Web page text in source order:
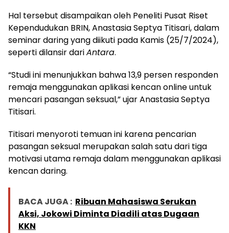
Hal tersebut disampaikan oleh Peneliti Pusat Riset
Kependudukan BRIN, Anastasia Septya Titisari, dalam
seminar daring yang diikuti pada Kamis (25/7/2024),
seperti dilansir dariAntara.
“Studi ini menunjukkan bahwa 13,9 persen responden
remaja menggunakan aplikasi kencan online untuk
mencari pasangan seksual,” ujar Anastasia Septya
Titisari.
Titisari menyoroti temuan ini karena pencarian
pasangan seksual merupakan salah satu dari tiga
motivasi utama remaja dalam menggunakan aplikasi
kencan daring.
BACA JUGA : Ribuan Mahasiswa Serukan
Aksi, Jokowi Diminta Diadili atas Dugaan
KKN